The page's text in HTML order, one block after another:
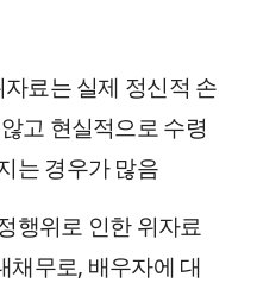
료는 실제 정신적 손
고 현실적으로 수령
는 경우가 많음
행위로 인한 위자료
채무로, 배우자에 대